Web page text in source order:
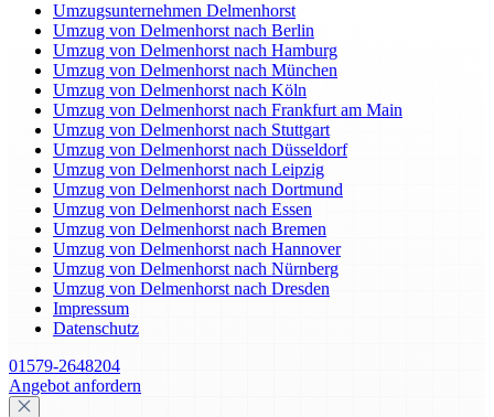
Umzugsunternehmen Delmenhorst
Umzug von Delmenhorst nach Berlin
Umzug von Delmenhorst nach Hamburg
Umzug von Delmenhorst nach München
Umzug von Delmenhorst nach Köln
Umzug von Delmenhorst nach Frankfurt am Main
Umzug von Delmenhorst nach Stuttgart
Umzug von Delmenhorst nach Düsseldorf
Umzug von Delmenhorst nach Leipzig
Umzug von Delmenhorst nach Dortmund
Umzug von Delmenhorst nach Essen
Umzug von Delmenhorst nach Bremen
Umzug von Delmenhorst nach Hannover
Umzug von Delmenhorst nach Nürnberg
Umzug von Delmenhorst nach Dresden
Impressum
Datenschutz
01579-2648204
Angebot anfordern